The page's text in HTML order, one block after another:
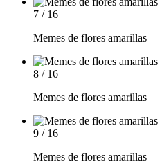
7 / 16
Memes de flores amarillas
8 / 16
Memes de flores amarillas
9 / 16
Memes de flores amarillas